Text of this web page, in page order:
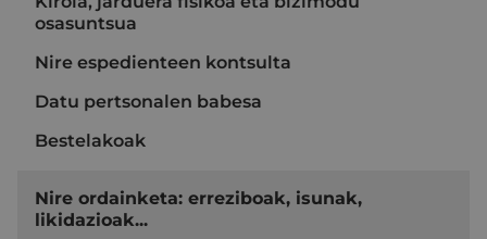
osasuntsua
Nire espedienteen kontsulta
Datu pertsonalen babesa
Bestelakoak
Nire ordainketa: erreziboak, isunak,
likidazioak...